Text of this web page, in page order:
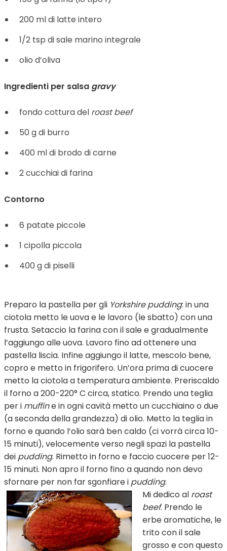
200 ml di latte intero
1/2 tsp di sale marino integrale
olio d’oliva
Ingredienti per salsa gravy
fondo cottura del roast beef
50 g di burro
400 ml di brodo di carne
2 cucchiai di farina
Contorno
6 patate piccole
1 cipolla piccola
400 g di piselli
Preparo la pastella per gli Yorkshire pudding: in una
ciotola metto le uova e le lavoro (le sbatto) con una
frusta. Setaccio la farina con il sale e gradualmente
l’aggiungo alle uova. Lavoro fino ad ottenere una
pastella liscia. Infine aggiungo il latte, mescolo bene,
copro e metto in frigorifero. Un’ora prima di cuocere
metto la ciotola a temperatura ambiente. Preriscaldo
il forno a 200-220° C circa, statico. Prendo una teglia
per i muffine in ogni cavità metto un cucchiaino o due
(a seconda della grandezza) di olio. Metto la teglia in
forno e quando l’olio sarà ben caldo (ci vorrà circa 10-
15 minuti), velocemente verso negli spazi la pastella
dei pudding. Rimetto in forno e faccio cuocere per 12-
15 minuti. Non apro il forno fino a quando non devo
sfornare per non far sgonfiare i pudding.
Mi dedico al roast
beef. Prendo le
erbe aromatiche, le
trito con il sale
grosso e con questo